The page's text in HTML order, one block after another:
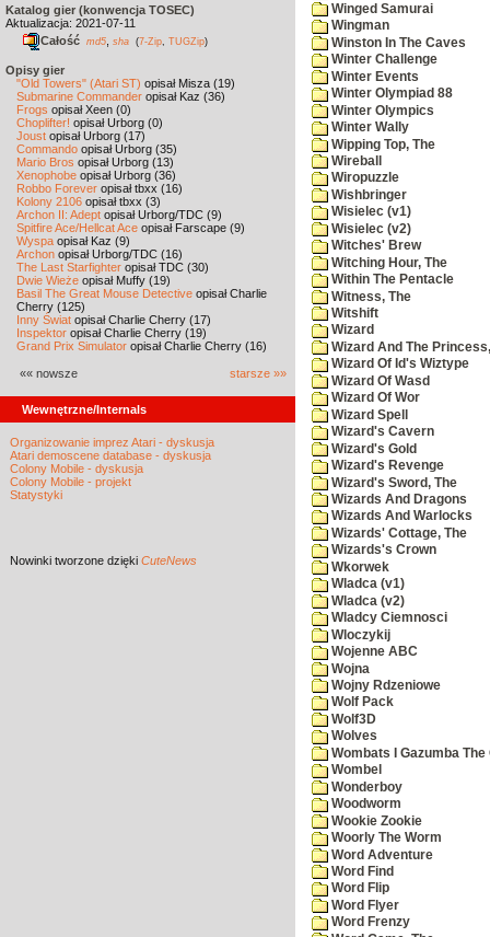
Katalog gier (konwencja TOSEC)
Aktualizacja: 2021-07-11
Całość md5 sha (7-Zip TUGZip)
Opisy gier
"Old Towers" (Atari ST) opisał Misza (19)
Submarine Commander opisał Kaz (36)
Frogs opisał Xeen (0)
Choplifter! opisał Urborg (0)
Joust opisał Urborg (17)
Commando opisał Urborg (35)
Mario Bros opisał Urborg (13)
Xenophobe opisał Urborg (36)
Robbo Forever opisał tbxx (16)
Kolony 2106 opisał tbxx (3)
Archon II: Adept opisał Urborg/TDC (9)
Spitfire Ace/Hellcat Ace opisał Farscape (9)
Wyspa opisał Kaz (9)
Archon opisał Urborg/TDC (16)
The Last Starfighter opisał TDC (30)
Dwie Wieże opisał Muffy (19)
Basil The Great Mouse Detective opisał Charlie
Cherry (125)
Inny Świat opisał Charlie Cherry (17)
Inspektor opisał Charlie Cherry (19)
Grand Prix Simulator opisał Charlie Cherry (16)
«« nowsze starsze »»
Wewnętrzne/Internals
Organizowanie imprez Atari - dyskusja
Atari demoscene database - dyskusja
Colony Mobile - dyskusja
Colony Mobile - projekt
Statystyki
Nowinki tworzone dzięki CuteNews
Winged Samurai
Wingman
Winston In The Caves
Winter Challenge
Winter Events
Winter Olympiad 88
Winter Olympics
Winter Wally
Wipping Top, The
Wireball
Wiropuzzle
Wishbringer
Wisielec (v1)
Wisielec (v2)
Witches' Brew
Witching Hour, The
Within The Pentacle
Witness, The
Witshift
Wizard
Wizard And The
Wizard Of Id's Wiztype
Wizard Of Wasd
Wizard Of Wor
Wizard Spell
Wizard's Cavern
Wizard's Gold
Wizard's Revenge
Wizard's Sword, The
Wizards And Dragons
Wizards And Warlocks
Wizards' Cottage, The
Wizards's Crown
Wkorwek
Wladca (v1)
Wladca (v2)
Wladcy Ciemnosci
Wloczykij
Wojenne ABC
Wojna
Wojny Rdzeniowe
Wolf Pack
Wolf3D
Wolves
Wombats I Gazumba
Wombel
Wonderboy
Woodworm
Wookie Zookie
Woorly The Worm
Word Adventure
Word Find
Word Flip
Word Flyer
Word Frenzy